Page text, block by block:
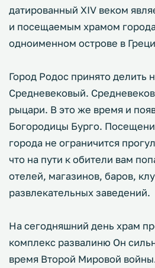
датированный XIV веком
и посещаемым храмом
одноименном острове в
Город Родос принято делить
Средневековый.
рыцари. В это же время и
Богородицы Бурго.
города не ограничится
что на пути к обители вам
отелей, магазинов, баров,
развлекательных заведений.
На сегодняшний день храм
комплекс развалиню Он
время Второй Мировой